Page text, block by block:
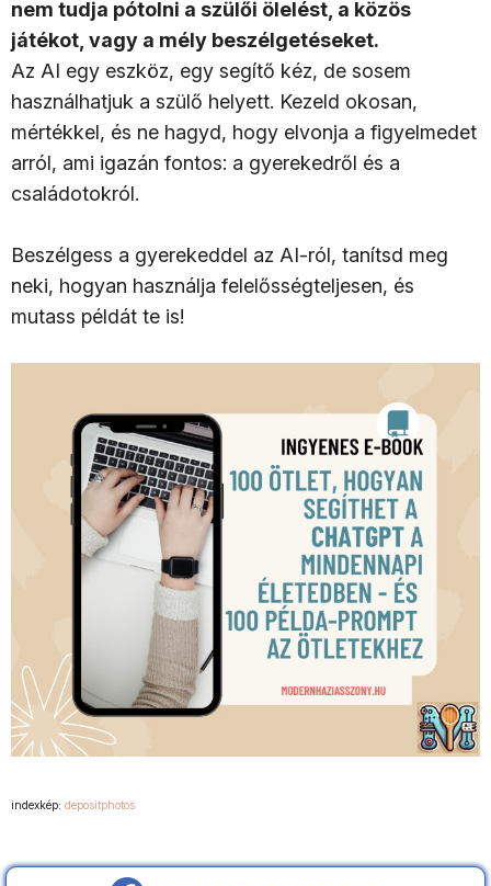
nem tudja pótolni a szülői ölelést, a közös
játékot, vagy a mély beszélgetéseket.
Az AI egy eszköz, egy segítő kéz, de sosem
használhatjuk a szülő helyett. Kezeld okosan,
mértékkel, és ne hagyd, hogy elvonja a figyelmedet
arról, ami igazán fontos: a gyerekedről és a
családotokról.
Beszélgess a gyerekeddel az AI-ról, tanítsd meg
neki, hogyan használja felelősségteljesen, és
mutass példát te is!
indexkép: depositphotos